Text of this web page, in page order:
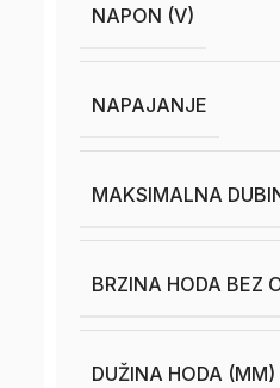
NAPON (V)
NAPAJANJE
MAKSIMALNA
BRZINA HODA BEZ
DUŽINA HODA (MM)